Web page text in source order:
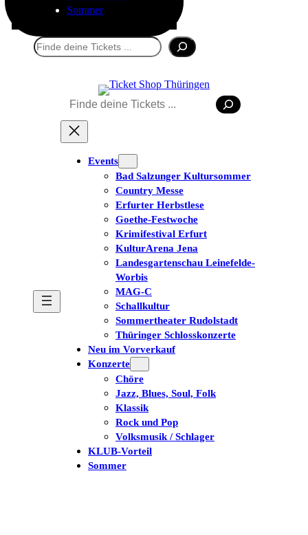
Sommer
Suchen
Suchen
Events
Bad Salzunger Kultursommer
Country Messe
Erfurter Herbstlese
Goethe-Festwoche
Krimifestival Erfurt
KulturArena Jena
Landesgartenschau Leinefelde-
Worbis
MAG-C
Schallkultur
Sommertheater Rudolstadt
Thüringer Schlosskonzerte
Neu im Vorverkauf
Konzerte
Chöre
Jazz, Blues, Soul, Folk
Klassik
Rock und Pop
Volksmusik / Schlager
KLUB-Vorteil
Sommer
Tickets kaufen